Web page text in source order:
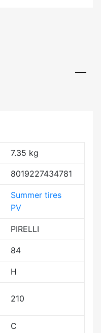
7.35 kg
8019227434781
Summer tires
PV
PIRELLI
84
H
210
C